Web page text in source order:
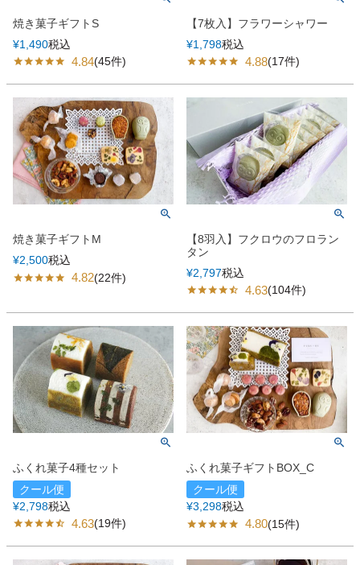
焼き菓子ギフトS
¥1,490税込
4.84(45件)
【7枚入】フラワーシャワー
¥1,798税込
4.88(17件)
焼き菓子ギフトM
¥2,500税込
4.82(22件)
【8羽入】フクロウのフロラン
タン
¥2,797税込
4.63(104件)
ふくれ菓子4種セット
クール便
¥2,798税込
4.63(19件)
ふくれ菓子ギフトBOX_C
クール便
¥3,298税込
4.80(15件)